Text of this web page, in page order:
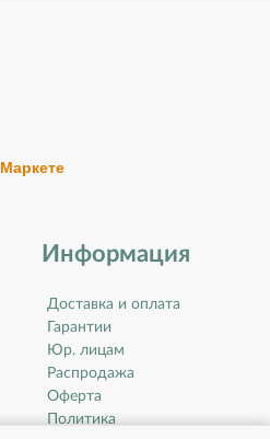
Маркете
Информация
Доставка и оплата
Гарантии
Юр. лицам
Распродажа
Оферта
Политика